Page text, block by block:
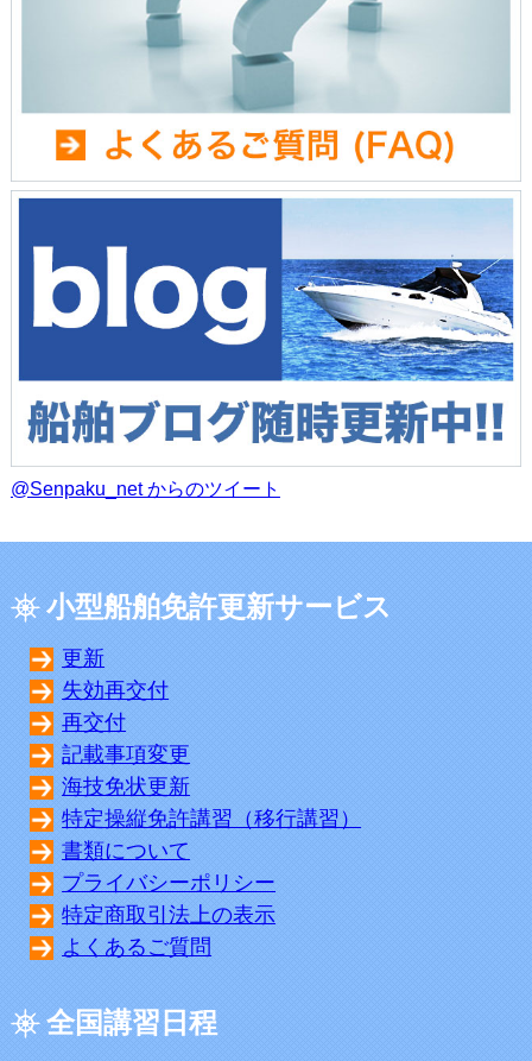
@Senpaku_net からのツイート
小型船舶免許更新サービス
更新
失効再交付
再交付
記載事項変更
海技免状更新
特定操縦免許講習（移行講習）
書類について
プライバシーポリシー
特定商取引法上の表示
よくあるご質問
全国講習日程